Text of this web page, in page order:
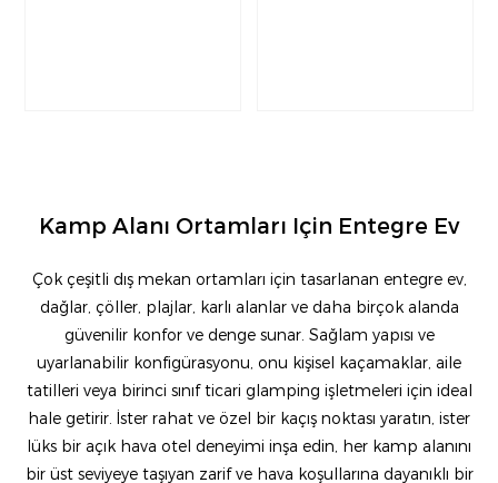
Kamp Alanı Ortamları Için Entegre Ev
Çok çeşitli dış mekan ortamları için tasarlanan entegre ev,
dağlar, çöller, plajlar, karlı alanlar ve daha birçok alanda
güvenilir konfor ve denge sunar. Sağlam yapısı ve
uyarlanabilir konfigürasyonu, onu kişisel kaçamaklar, aile
tatilleri veya birinci sınıf ticari glamping işletmeleri için ideal
hale getirir. İster rahat ve özel bir kaçış noktası yaratın, ister
lüks bir açık hava otel deneyimi inşa edin, her kamp alanını
bir üst seviyeye taşıyan zarif ve hava koşullarına dayanıklı bir